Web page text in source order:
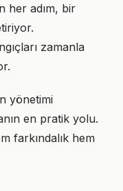
her adım, bir
zamanla
yönetimi
en pratik yolu.
farkındalık hem